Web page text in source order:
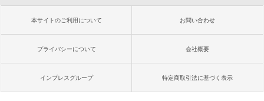
本サイトのご利用について お問い合わせ
プライバシーについて 会社概要
インプレスグループ 特定商取引法に基づく表示